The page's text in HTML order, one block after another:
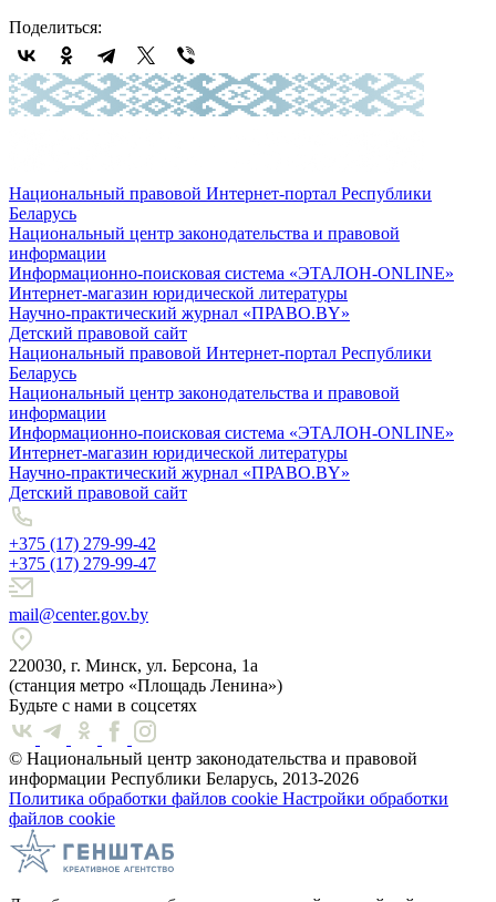
Поделиться:
Национальный правовой Интернет-портал Республики
Беларусь
Национальный центр законодательства и правовой
информации
Информационно-поисковая система «ЭТАЛОН-ONLINE»
Интернет-магазин юридической литературы
Научно-практический журнал «ПРАВО.BY»
Детский правовой сайт
Национальный правовой Интернет-портал Республики
Беларусь
Национальный центр законодательства и правовой
информации
Информационно-поисковая система «ЭТАЛОН-ONLINE»
Интернет-магазин юридической литературы
Научно-практический журнал «ПРАВО.BY»
Детский правовой сайт
+375 (17) 279-99-42
+375 (17) 279-99-47
mail@center.gov.by
220030, г. Минск, ул. Берсона, 1а
(станция метро «Площадь Ленина»)
Будьте с нами в соцсетях
© Национальный центр законодательства и правовой
информации Республики Беларусь, 2013-2026
Политика обработки файлов cookie Настройки обработки
файлов cookie